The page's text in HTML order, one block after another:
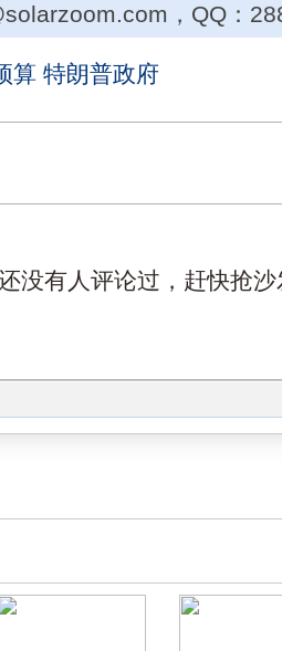
，QQ：
算 特朗普政府
没有人评论过，赶快抢沙